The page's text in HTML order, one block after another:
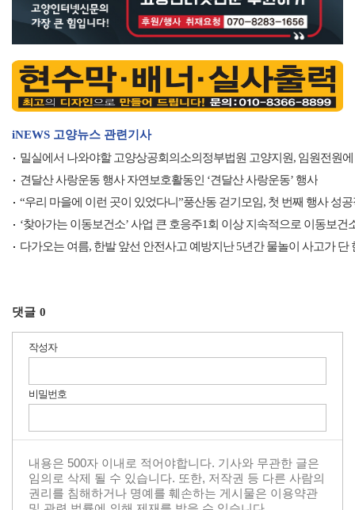
iNEWS 고양뉴스 관련기사
밀실에서 나와야할 고양상공회의소의정부법원 고양지원, 임원전원
견달산 사랑운동 행사 자연보호활동인 ‘견달산 사랑운동’ 행사
“우리 마을에 이런 곳이 있었다니”풍산동 걷기모임, 첫 번째 행사 성
‘찾아가는 이동보건소’ 사업 큰 호응주1회 이상 지속적으로 이동보건
다가오는 여름, 한발 앞선 안전사고 예방지난 5년간 물놀이 사고가 단
댓글 0
작성자
비밀번호